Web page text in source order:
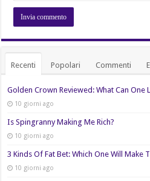
Recenti Popolari Commenti
Golden Crown Reviewed: What Can One
10 giorni ago
Is Spingranny Making Me Rich?
10 giorni ago
3 Kinds Of Fat Bet: Which One Will Make
10 giorni ago